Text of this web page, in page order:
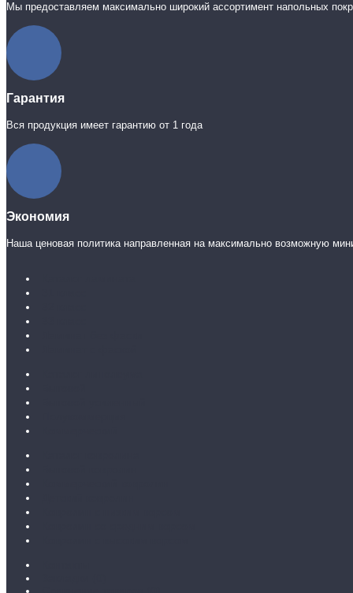
Мы предоставляем максимально широкий ассортимент напольных
Гарантия
Вся продукция имеет гарантию от 1 года
Экономия
Наша ценовая политика направленная на максимально возможную